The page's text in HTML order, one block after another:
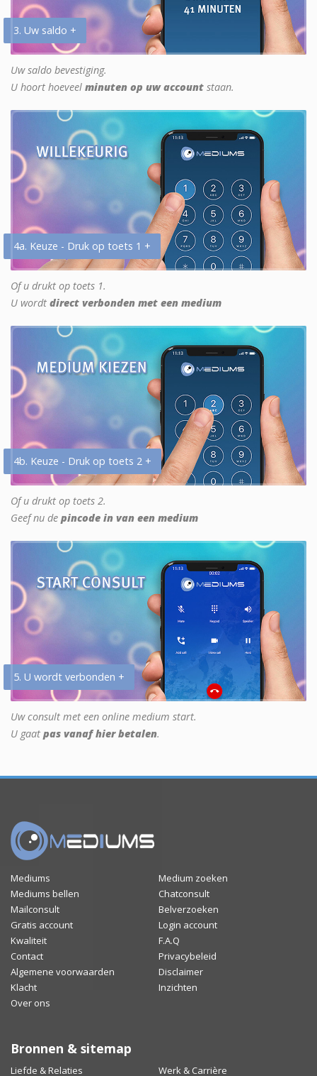
3. Uw saldo +
Uw saldo bevestiging.
U hoort hoeveel minuten op uw account staan.
4a. Keuze - Druk op toets 1 +
Of u drukt op toets 1.
U wordt direct verbonden met een medium
4b. Keuze - Druk op toets 2 +
Of u drukt op toets 2.
Geef nu de pincode in van een medium
5. U wordt verbonden +
Uw consult met een online medium start.
U gaat pas vanaf hier betalen.
Mediums
Medium zoeken
Mediums bellen
Chatconsult
Mailconsult
Belverzoeken
Gratis account
Login account
Kwaliteit
F.A.Q
Contact
Privacybeleid
Algemene voorwaarden
Disclaimer
Klacht
Inzichten
Over ons
Bronnen & sitemap
Liefde & Relaties Werk & Carrière